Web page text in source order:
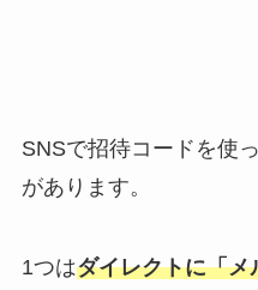
SNSで招待コードを使
があります。
1つはダイレクトに「メ